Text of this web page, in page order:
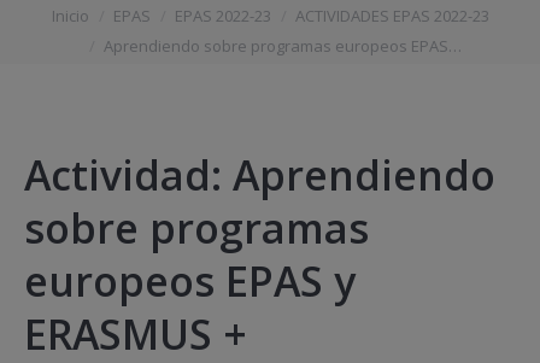
Estás aquí:
Inicio EPAS EPAS 2022-23
ACTIVIDADES EPAS 2022-23
Aprendiendo sobre programas europeos EPAS…
Actividad: Aprendiendo
sobre programas
europeos EPAS y
ERASMUS +